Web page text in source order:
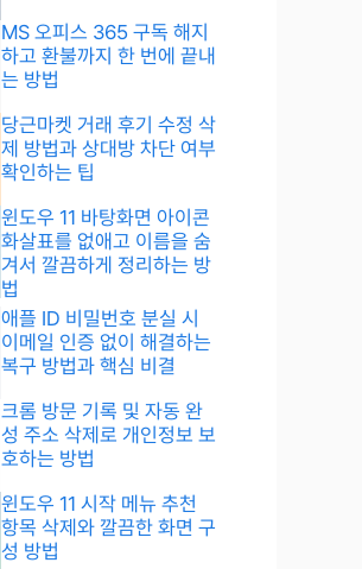
MS 오피스 365 구독 해지
하고 환불까지 한 번에 끝내
는 방법
당근마켓 거래 후기 수정 삭
제 방법과 상대방 차단 여부
확인하는 팁
윈도우 11 바탕화면 아이콘
화살표를 없애고 이름을 숨
겨서 깔끔하게 정리하는 방
법
애플 ID 비밀번호 분실 시
이메일 인증 없이 해결하는
복구 방법과 핵심 비결
크롬 방문 기록 및 자동 완
성 주소 삭제로 개인정보 보
호하는 방법
윈도우 11 시작 메뉴 추천
항목 삭제와 깔끔한 화면 구
성 방법